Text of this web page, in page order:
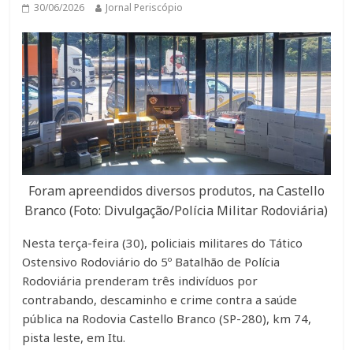
30/06/2026 Jornal Periscópio
Foram apreendidos diversos produtos, na Castello
Branco (Foto: Divulgação/Polícia Militar Rodoviária)
Nesta terça-feira (30), policiais militares do Tático
Ostensivo Rodoviário do 5º Batalhão de Polícia
Rodoviária prenderam três indivíduos por
contrabando, descaminho e crime contra a saúde
pública na Rodovia Castello Branco (SP-280), km 74,
pista leste, em Itu.